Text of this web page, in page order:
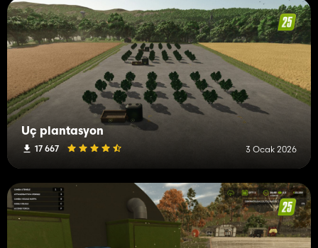
Üç plantasyon
17 667 3 Ocak 2026